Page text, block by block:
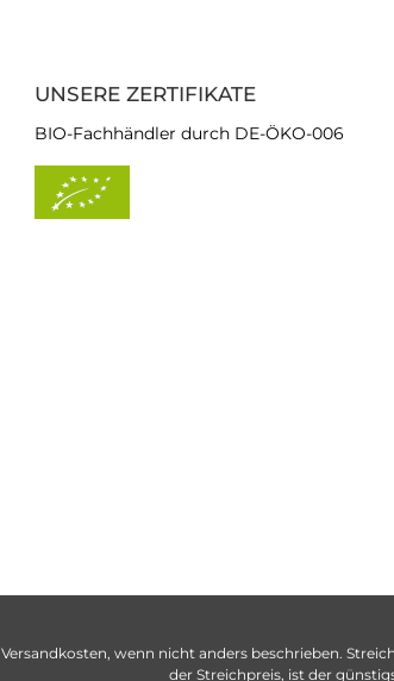
UNSERE ZERTIFIKATE
BIO-Fachhändler durch DE-ÖKO-006
Versandkosten, wenn nicht anders beschrieben.
der Streichpreis, ist der